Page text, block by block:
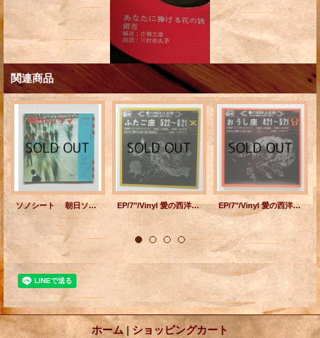
関連商品
ソノシート 朝日ソノラマ 12月号 NO 24 まんが 音が出そうな漫画 加藤芳郎 ルポルタージュ：酔っぱらい天国（絵：佐藤六郎） 自作朗読12：「帰郷」より 大佛次郎/ 日本の音12こわいろ ミュージック・プロフィル：ギャルド・レピュブリケーヌ 旅 志賀高原 ホームソング かぐや姫 三木鶏郎・河井坊茶 耳をすまして6 詩人と擬声 谷川俊一郎 (1961) ASAHI SONOPRESSE EP/7"/Vinyl 愛の西洋占星術 ふたご座 5/22~6/21 監修＝Y.Y. ザグレブ・アンドレ 音楽＝小林亜星 朗読＝金内吉男 あなたに捧げる花の詩《紫陽花》 朗読＝川村依久子 (1971) COLOMBIA EP/7"/Vinyl 愛の西洋占星術 おうし座 4/21~5/21 監修＝Y.Y. ザグレブ・アンドレ 音楽＝小林亜星 朗読＝金内吉男 あなたに捧げる花の詩《バラ》 朗読＝川村依久子 (1971) COLOMBIA
ホーム | ショッピングカート